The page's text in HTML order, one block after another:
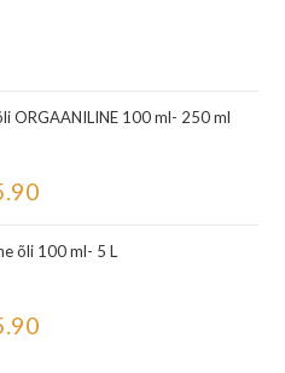
ORGAANILINE 100 ml- 250 ml
õli 100 ml- 5 L